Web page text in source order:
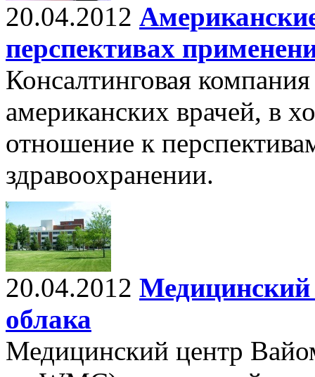
20.04.2012
перспективах
Консалтинговая
американских врачей, в
отношение к
здравоохранении.
20.04.2012
облака
Медицинский центр